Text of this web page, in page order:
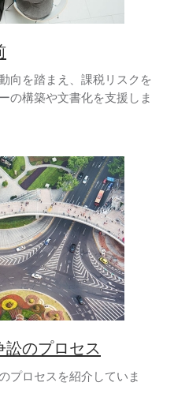
向を踏まえ、課税リスクを
の構築や文書化を支援しま
のプロセス
プロセスを紹介していま